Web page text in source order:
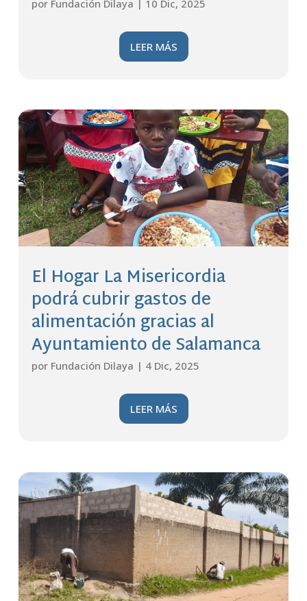
por Fundación Dilaya 10 Dic, 2025
LEER MÁS
El Hogar La Misericordia
podrá cubrir gastos de
alimentación gracias al
Ayuntamiento de Salamanca
por Fundación Dilaya | 4 Dic, 2025
LEER MÁS